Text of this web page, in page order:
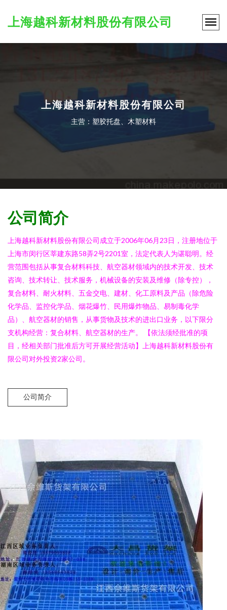
上海越科新材料股份有限公司
上海越科新材料股份有限公司
主营：塑胶托盘、木塑材料
公司简介
上海越科新材料股份有限公司成立于2006年06月23日，注册地位于
上海市闵行区莘建东路58弄2号2201室，法定代表人为谌聪明。经
营范围包括从事复合材料科技、航空器材领域内的技术开发、技术
咨询、技术转让、技术服务，机械设备的安装及维修（除专控），
复合材料、耐火材料、五金交电、建材、化工原料及产品（除危险
化学品、监控化学品、烟花爆竹、民用爆炸物品、易制毒化学
品）、航空器材的销售，从事货物及技术的进出口业务，以下限分
支机构经营：复合材料、航空器材的生产。 【依法须经批准的项
目，经相关部门批准后方可开展经营活动】上海越科新材料股份有
限公司对外投资2家公司。
公司简介